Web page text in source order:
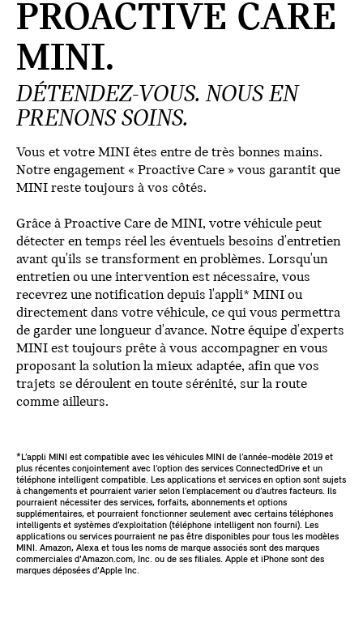
PROACTIVE CARE
MINI.
DÉTENDEZ-VOUS. NOUS EN
PRENONS SOINS.
Vous et votre MINI êtes entre de très bonnes mains.
Notre engagement « Proactive Care » vous garantit que
MINI reste toujours à vos côtés.
Grâce à Proactive Care de MINI, votre véhicule peut
détecter en temps réel les éventuels besoins d'entretien
avant qu'ils se transforment en problèmes. Lorsqu'un
entretien ou une intervention est nécessaire, vous
recevrez une notification depuis l'appli* MINI ou
directement dans votre véhicule, ce qui vous permettra
de garder une longueur d'avance. Notre équipe d'experts
MINI est toujours prête à vous accompagner en vous
proposant la solution la mieux adaptée, afin que vos
trajets se déroulent en toute sérénité, sur la route
comme ailleurs.
*L’appli MINI est compatible avec les véhicules MINI de l’année-modèle 2019 et
plus récentes conjointement avec l’option des services ConnectedDrive et un
téléphone intelligent compatible. Les applications et services en option sont sujets
à changements et pourraient varier selon l’emplacement ou d’autres facteurs. Ils
pourraient nécessiter des services, forfaits, abonnements et options
supplémentaires, et pourraient fonctionner seulement avec certains téléphones
intelligents et systèmes d’exploitation (téléphone intelligent non fourni). Les
applications ou services pourraient ne pas être disponibles pour tous les modèles
MINI. Amazon, Alexa et tous les noms de marque associés sont des marques
commerciales d'Amazon.com, Inc. ou de ses filiales. Apple et iPhone sont des
marques déposées d'Apple Inc.